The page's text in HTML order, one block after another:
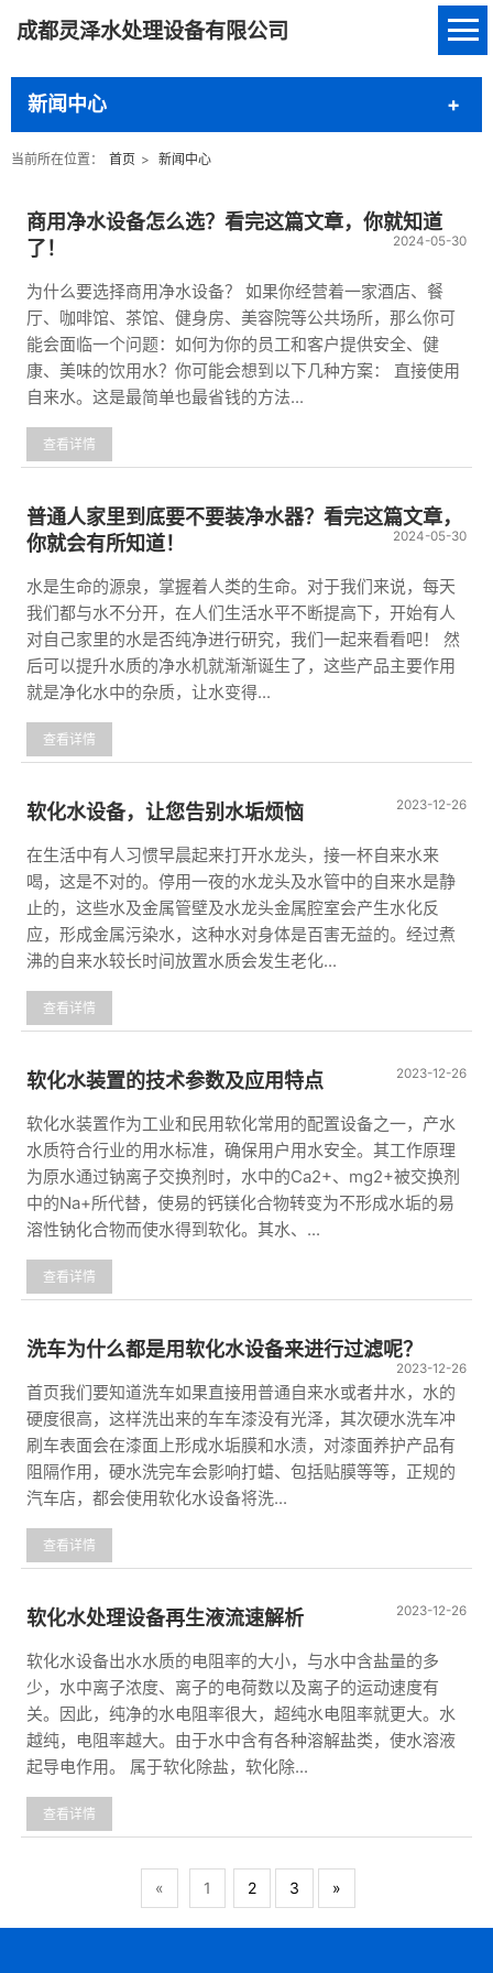
成都灵泽水处理设备有限公司
新闻中心
当前所在位置： 首页 > 新闻中心
商用净水设备怎么选？看完这篇文章，你就知道
了！
2024-05-30
为什么要选择商用净水设备？ 如果你经营着一家酒店、餐
厅、咖啡馆、茶馆、健身房、美容院等公共场所，那么你可
能会面临一个问题：如何为你的员工和客户提供安全、健
康、美味的饮用水？你可能会想到以下几种方案： 直接使用
自来水。这是最简单也最省钱的方法...
查看详情
普通人家里到底要不要装净水器？看完这篇文章，
你就会有所知道！
2024-05-30
水是生命的源泉，掌握着人类的生命。对于我们来说，每天
我们都与水不分开，在人们生活水平不断提高下，开始有人
对自己家里的水是否纯净进行研究，我们一起来看看吧！ 然
后可以提升水质的净水机就渐渐诞生了，这些产品主要作用
就是净化水中的杂质，让水变得...
查看详情
软化水设备，让您告别水垢烦恼 2023-12-26
在生活中有人习惯早晨起来打开水龙头，接一杯自来水来
喝，这是不对的。停用一夜的水龙头及水管中的自来水是静
止的，这些水及金属管壁及水龙头金属腔室会产生水化反
应，形成金属污染水，这种水对身体是百害无益的。经过煮
沸的自来水较长时间放置水质会发生老化...
查看详情
软化水装置的技术参数及应用特点 2023-12-26
软化水装置作为工业和民用软化常用的配置设备之一，产水
水质符合行业的用水标准，确保用户用水安全。其工作原理
为原水通过钠离子交换剂时，水中的Ca2+、mg2+被交换剂
中的Na+所代替，使易的钙镁化合物转变为不形成水垢的易
溶性钠化合物而使水得到软化。其水、...
查看详情
洗车为什么都是用软化水设备来进行过滤呢？
2023-12-26
首页我们要知道洗车如果直接用普通自来水或者井水，水的
硬度很高，这样洗出来的车车漆没有光泽，其次硬水洗车冲
刷车表面会在漆面上形成水垢膜和水渍，对漆面养护产品有
阻隔作用，硬水洗完车会影响打蜡、包括贴膜等等，正规的
汽车店，都会使用软化水设备将洗...
查看详情
软化水处理设备再生液流速解析 2023-12-26
软化水设备出水水质的电阻率的大小，与水中含盐量的多
少，水中离子浓度、离子的电荷数以及离子的运动速度有
关。因此，纯净的水电阻率很大，超纯水电阻率就更大。水
越纯，电阻率越大。由于水中含有各种溶解盐类，使水溶液
起导电作用。 属于软化除盐，软化除...
查看详情
« 1 2 3 »